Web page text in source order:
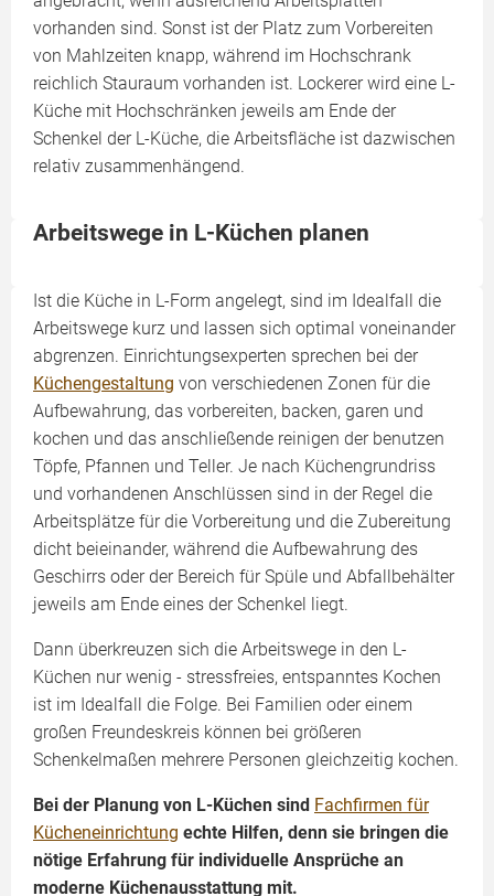
vorhanden sind. Sonst ist der Platz zum Vorbereiten
von Mahlzeiten knapp, während im Hochschrank
reichlich Stauraum vorhanden ist. Lockerer wird eine L-
Küche mit Hochschränken jeweils am Ende der
Schenkel der L-Küche, die Arbeitsfläche ist dazwischen
relativ zusammenhängend.
Arbeitswege in L-Küchen planen
Ist die Küche in L-Form angelegt, sind im Idealfall die
Arbeitswege kurz und lassen sich optimal voneinander
abgrenzen. Einrichtungsexperten sprechen bei der
Küchengestaltung von verschiedenen Zonen für die
Aufbewahrung, das vorbereiten, backen, garen und
kochen und das anschließende reinigen der benutzen
Töpfe, Pfannen und Teller. Je nach Küchengrundriss
und vorhandenen Anschlüssen sind in der Regel die
Arbeitsplätze für die Vorbereitung und die Zubereitung
dicht beieinander, während die Aufbewahrung des
Geschirrs oder der Bereich für Spüle und Abfallbehälter
jeweils am Ende eines der Schenkel liegt.
Dann überkreuzen sich die Arbeitswege in den L-
Küchen nur wenig - stressfreies, entspanntes Kochen
ist im Idealfall die Folge. Bei Familien oder einem
großen Freundeskreis können bei größeren
Schenkelmaßen mehrere Personen gleichzeitig kochen.
Bei der Planung von L-Küchen sind Fachfirmen für
Kücheneinrichtung echte Hilfen, denn sie bringen die
nötige Erfahrung für individuelle Ansprüche an
moderne Küchenausstattung mit.